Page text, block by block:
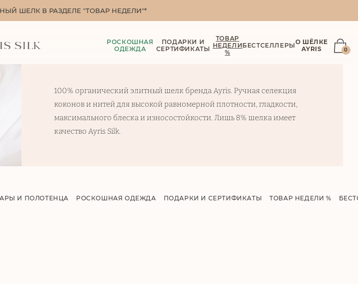
ШЕЛК В РАЗДЕЛЕ "ТОВАР НЕДЕЛИ"*
РОСКОШНАЯ
ОДЕЖДА
ПОДАРКИ И
СЕРТИФИКАТЫ
ТОВАР
НЕДЕЛИ
%
БЕСТСЕЛЛЕРЫО ШЁЛКЕ
AYRIS
0
100% органический элитный шелк бренда Ayris. Ручная селекция
коконов и нитей для высокой равномерной плотности, гладкости,
максимального блеска и износостойкости. Лишь 8% шелка имеет
качество Ayris Silk.
И ПОЛОТЕНЦА РОСКОШНАЯ ОДЕЖДА ПОДАРКИ И СЕРТИФИКАТЫ ТОВАР НЕДЕЛИ %